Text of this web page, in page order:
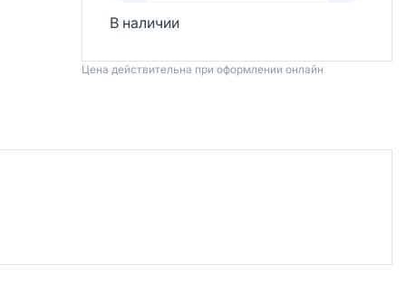
В наличии
Цена действительна при оформлении онлайн